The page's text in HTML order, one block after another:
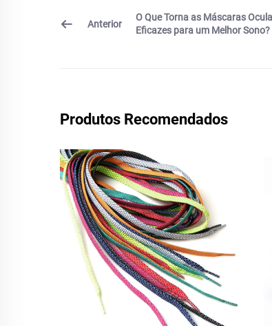
Anterior
O Que Torna as Máscaras
Eficazes para um Melhor Sono?
Produtos Recomendados